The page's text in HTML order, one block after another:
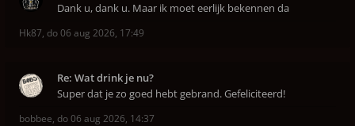
Dank u, dank u. Maar ik moet eerlijk bekennen da
Hk87, do 06 aug 2026, 17:49
Re: Wat drink je nu?
Super dat je zo goed hebt gebrand. Gefeliciteerd!
bobbee, do 06 aug 2026, 14:37